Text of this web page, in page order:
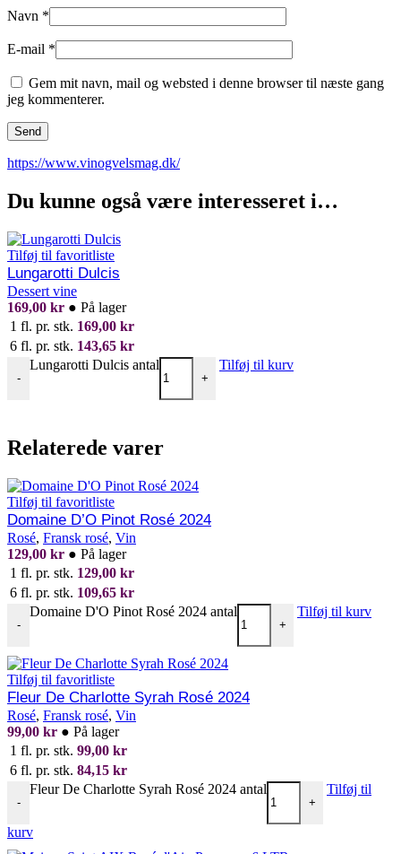
Navn *
E-mail *
Gem mit navn, mail og websted i denne browser til næste gang
jeg kommenterer.
https://www.vinogvelsmag.dk/
Du kunne også være interesseret i…
Tilføj til favoritliste
Lungarotti Dulcis
Dessert vine
169,00 kr ● På lager
1 fl. pr. stk. 169,00 kr
6 fl. pr. stk. 143,65 kr
-
Lungarotti Dulcis antal
+
Tilføj til kurv
Relaterede varer
Tilføj til favoritliste
Domaine D’O Pinot Rosé 2024
Rosé, Fransk rosé, Vin
129,00 kr ● På lager
1 fl. pr. stk. 129,00 kr
6 fl. pr. stk. 109,65 kr
-
Domaine D'O Pinot Rosé 2024 antal
+
Tilføj til kurv
Tilføj til favoritliste
Fleur De Charlotte Syrah Rosé 2024
Rosé, Fransk rosé, Vin
99,00 kr ● På lager
1 fl. pr. stk. 99,00 kr
6 fl. pr. stk. 84,15 kr
-
Fleur De Charlotte Syrah Rosé 2024 antal
+
Tilføj til
kurv